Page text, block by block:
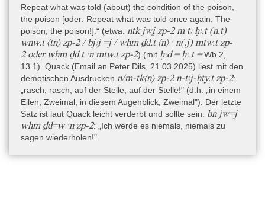
Material
Nicht Organisch » Stein » Basalt
Objekttyp
Artefakt » Skulptur » Statue / Figur
Technische Daten
Torso einer Heilstatue, deren Kopf, Arme und Unterkörper (ab
dem Gürtel) weggebrochen sind. Der Torso ist 28,4 cm hoch, 18,8
cm breit und 13,4 cm tief (Kákosy 1999, 121; bei Pirelli 1989 und
Giustozzi 2016, 136: 26 cm hoch, 20,5 cm breit, 19,5 cm tief). Auf
der Rückseite befindet sich ein großer Rückenpfeiler mit
Repeat what was told (about) the condition of the poison,
the poison [oder: Repeat what was told once again. The
poison, the poison!].“ (etwa: ntk jwi̯ zp-2 m tꜣ ḥꜣ.t (n.t)
wnw.t 〈tn〉 zp-2 / bjꜣi̯ =j / wḥm ḏd.t 〈n〉 ꜥ n(.j) mtw.t zp-
2oder wḥm ḏd.t ꜥn mtw.t zp-2) (mit ḥꜣd=ḥꜣ.t=Wb 2,
13.1). Quack (Email an Peter Dils, 21.03.2025) liest mit den
demotischen Ausdrucken n/m-tk〈n〉 zp-2 n-tꜣj-ḥty.t zp-2:
„rasch, rasch, auf der Stelle, auf der Stelle!" (d.h. „in einem
Eilen, Zweimal, in diesem Augenblick, Zweimal"). Der letzte
Satz ist laut Quack leicht verderbt und sollte sein: bn jw=j
wḥm ḏd=w ꜥn zp-2: „Ich werde es niemals, niemals zu
sagen wiederholen!".